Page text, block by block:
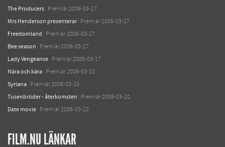
The Producers Premiär 2006-03-17
Mrs Henderson presenterar Premiär 2006-03-17
Freedomland Premiär 2006-03-17
Bee season Premiär 2006-03-17
Lady Vengeance Premiär 2006-03-17
Nära och kära Premiär 2006-03-10
Syriana Premiär 2006-03-10
Tusenbröder - återkomsten Premiär 2006-03-10
Date movie Premiär 2006-03-10
FILM.NU LÄNKAR